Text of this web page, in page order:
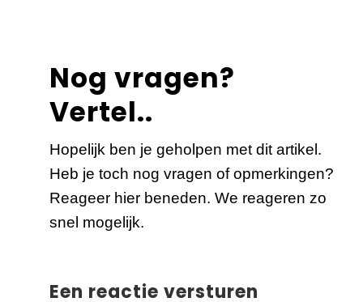
Nog vragen?
Vertel..
Hopelijk ben je geholpen met dit artikel.
Heb je toch nog vragen of opmerkingen?
Reageer hier beneden. We reageren zo
snel mogelijk.
Een reactie versturen